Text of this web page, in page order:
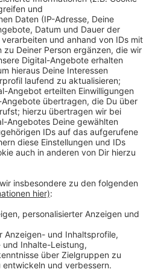
in der Nacht
Arbeitsalltag ziemlich früh. Er
und macht dann eine
um sich einen Eindruck
Daraufhin entscheidet er,
klingelt und wie viele
werden müssen. Benedikt und
Straßen und Radwege frei